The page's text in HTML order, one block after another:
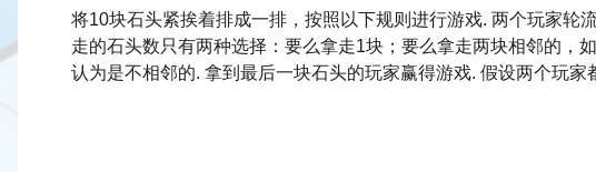
将10块石头紧挨着排成一排，按照以下规则进行游戏. 两个玩家轮
走的石头数只有两种选择：要么拿走1块；要么拿走两块相邻的，
认为是不相邻的. 拿到最后一块石头的玩家赢得游戏. 假设两个玩